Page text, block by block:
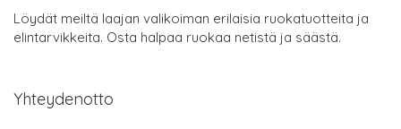
Löydät meiltä laajan valikoiman erilaisia ruokatuotteita ja
elintarvikkeita. Osta halpaa ruokaa netistä ja säästä.
Yhteydenotto